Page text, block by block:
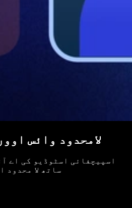
لامحدود وائس
اسپیچفائی اسٹوڈیو کی اے
ساتھ لا محدود